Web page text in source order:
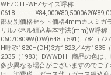
WEZCTL-WEZサイズ呼称
部材別価格セット価格4mmカスミガ
リルパネル組込基本寸法(mm)W呼称
06070809W(DW)648（591）784（
H呼称1820H(DH)3方1823／4方1835
2035（1983）DWWDHH商品の色は
多少異なる場合がございますのでご